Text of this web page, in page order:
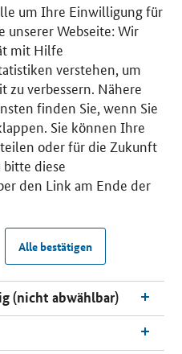
um Ihre Einwilligung für
unserer Webseite: Wir
mit Hilfe
verstehen, um
verbessern. Nähere
finden Sie, wenn Sie
Sie können Ihre
oder für die Zukunft
diese
den Link am Ende der
Alle bestätigen
(nicht abwählbar)